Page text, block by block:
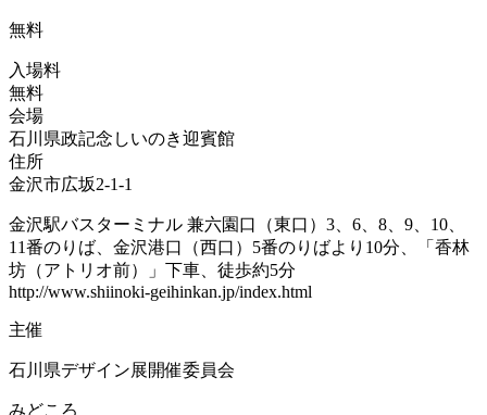
無料
入場料
無料
会場
石川県政記念しいのき迎賓館
住所
金沢市広坂2-1-1
金沢駅バスターミナル 兼六園口（東口）3、6、8、9、10、
11番のりば、金沢港口（西口）5番のりばより10分、「香林
坊（アトリオ前）」下車、徒歩約5分
http://www.shiinoki-geihinkan.jp/index.html
主催
石川県デザイン展開催委員会
みどころ